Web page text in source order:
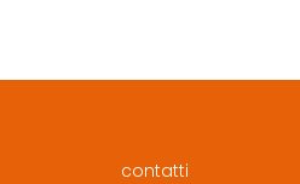
contatti